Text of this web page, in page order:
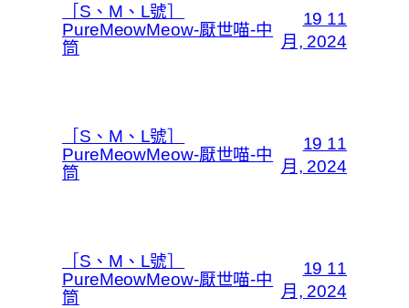
［S、M、L號］
PureMeowMeow-厭世喵-中
筒
19 11
月, 2024
［S、M、L號］
PureMeowMeow-厭世喵-中
筒
19 11
月, 2024
［S、M、L號］
PureMeowMeow-厭世喵-中
筒
19 11
月, 2024